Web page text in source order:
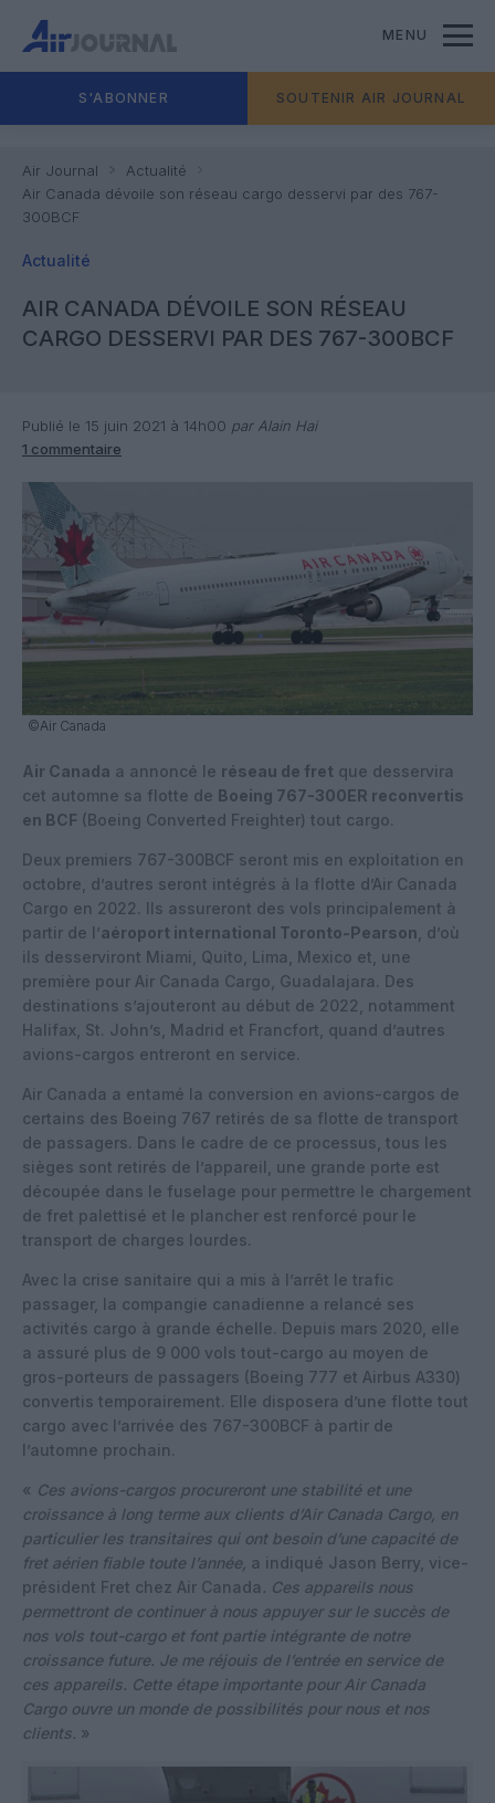
MENU
S'ABONNER SOUTENIR AIR JOURNAL
Air Journal
Actualité
Air Canada dévoile son réseau cargo desservi par des 767-
300BCF
Actualité
AIR CANADA DÉVOILE SON RÉSEAU
CARGO DESSERVI PAR DES 767-300BCF
Publié le 15 juin 2021 à 14h00 par Alain Hai
1 commentaire
©Air Canada
Air Canada a annoncé le réseau de fret que desservira
cet automne sa flotte de Boeing 767-300ER reconvertis
en BCF (Boeing Converted Freighter) tout cargo.
Deux premiers 767-300BCF seront mis en exploitation en
octobre, d’autres seront intégrés à la flotte d’Air Canada
Cargo en 2022. Ils assureront des vols principalement à
partir de l’aéroport international Toronto-Pearson , d’où
ils desserviront Miami, Quito, Lima, Mexico et, une
première pour Air Canada Cargo, Guadalajara. Des
destinations s’ajouteront au début de 2022, notamment
Halifax, St. John’s, Madrid et Francfort, quand d’autres
avions-cargos entreront en service.
Air Canada a entamé la conversion en avions-cargos de
certains des Boeing 767 retirés de sa flotte de transport
de passagers. Dans le cadre de ce processus, tous les
sièges sont retirés de l’appareil, une grande porte est
découpée dans le fuselage pour permettre le chargement
de fret palettisé et le plancher est renforcé pour le
transport de charges lourdes.
Avec la crise sanitaire qui a mis à l’arrêt le trafic
passager, la compangie canadienne a relancé ses
activités cargo à grande échelle. Depuis mars 2020, elle
a assuré plus de 9 000 vols tout-cargo au moyen de
gros-porteurs de passagers (Boeing 777 et Airbus A330)
convertis temporairement. Elle disposera d’une flotte tout
cargo avec l’arrivée des 767-300BCF à partir de
l’automne prochain.
« Ces avions-cargos procureront une stabilité et une
croissance à long terme aux clients d’Air Canada Cargo, en
particulier les transitaires qui ont besoin d’une capacité de
fret aérien fiable toute l’année, a indiqué Jason Berry, vice-
président Fret chez Air Canada . Ces appareils nous
permettront de continuer à nous appuyer sur le succès de
nos vols tout-cargo et font partie intégrante de notre
croissance future. Je me réjouis de l’entrée en service de
ces appareils. Cette étape importante pour Air Canada
Cargo ouvre un monde de possibilités pour nous et nos
clients. »